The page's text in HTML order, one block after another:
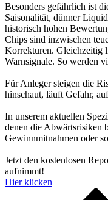
Besonders gefährlich ist
Saisonalität, dünner
historisch hohen
Chips sind inzwischen
Korrekturen. Gleichzeitig
Warnsignale. So werden
Für Anleger steigen die
hinschaut, läuft Gefahr,
In unserem aktuellen
denen die Abwärtsrisiken
Gewinnmitnahmen oder
Jetzt den kostenlosen
aufnimmt!
Hier klicken